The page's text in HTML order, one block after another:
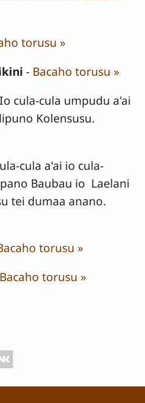
torusu »
- Bacaho torusu »
cula-cula umpudu a'ai
Kolensusu.
cula a'ai io cula-
Baubau io Laelani
tei dumaa anano.
torusu »
Bacaho torusu »